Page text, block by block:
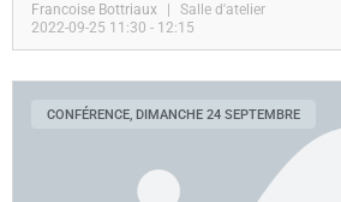
Francoise Bottriaux
Salle d'atelier
2022-09-25 11:30 - 12:15
CONFÉRENCE, DIMANCHE 24 SEPTEMBRE